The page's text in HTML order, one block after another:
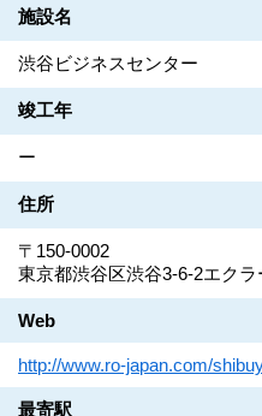
施設名
渋谷ビジネスセンター
竣工年
ー
住所
〒150-0002
東京都渋谷区渋谷3-6-2エク
Web
http://www.ro-japan.com/
最寄駅